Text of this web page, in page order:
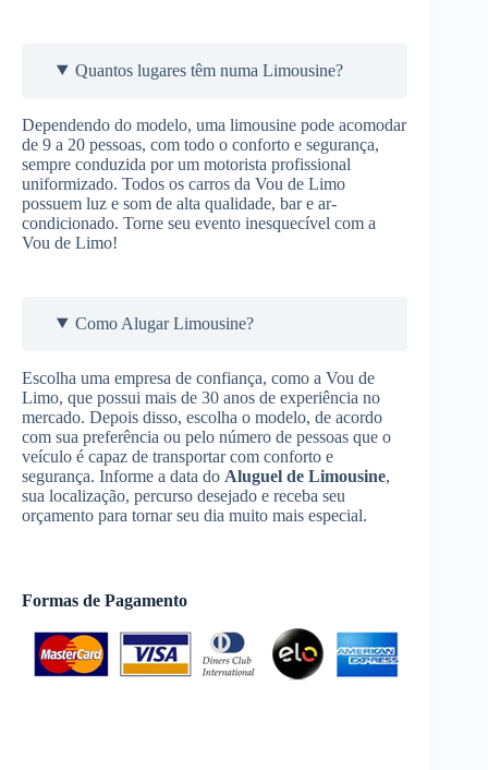
Quantos lugares têm numa Limousine?
Dependendo do modelo, uma limousine pode acomodar
de 9 a 20 pessoas, com todo o conforto e segurança,
sempre conduzida por um motorista profissional
uniformizado. Todos os carros da Vou de Limo
possuem luz e som de alta qualidade, bar e ar-
condicionado. Torne seu evento inesquecível com a
Vou de Limo!
Como Alugar Limousine?
Escolha uma empresa de confiança, como a Vou de
Limo, que possui mais de 30 anos de experiência no
mercado. Depois disso, escolha o modelo, de acordo
com sua preferência ou pelo número de pessoas que o
veículo é capaz de transportar com conforto e
segurança. Informe a data do Aluguel de Limousine,
sua localização, percurso desejado e receba seu
orçamento para tornar seu dia muito mais especial.
Formas de Pagamento